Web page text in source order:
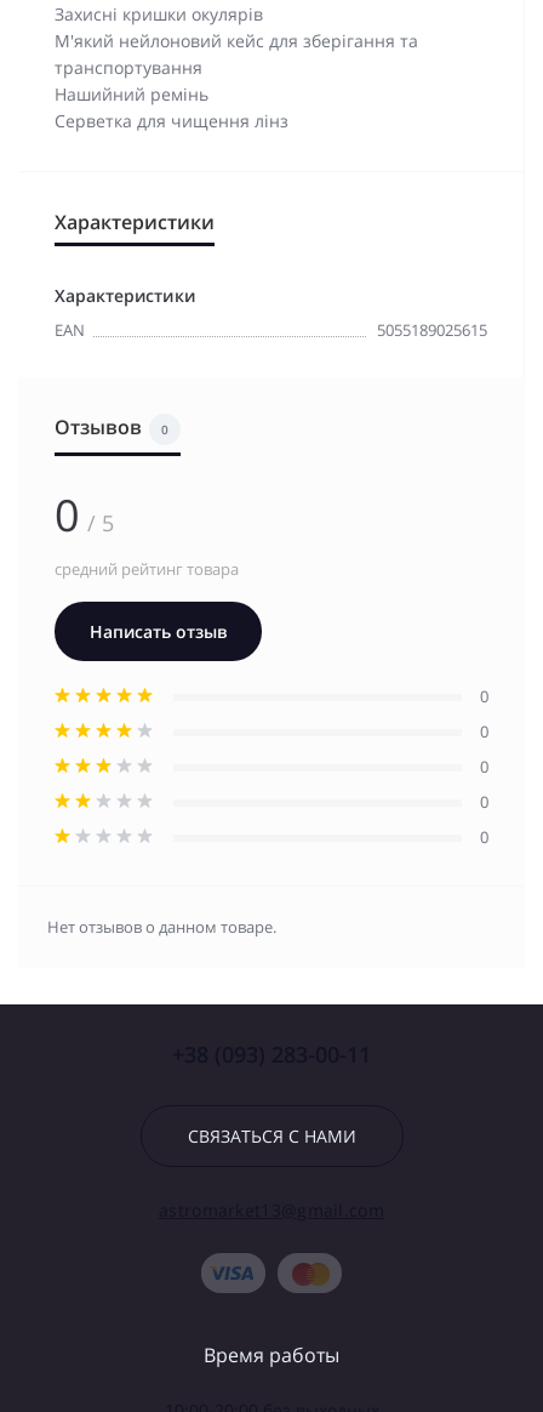
Захисні кришки окулярів
М'який нейлоновий кейс для зберігання та
транспортування
Нашийний ремінь
Серветка для чищення лінз
Характеристики
Характеристики
EAN 5055189025615
Отзывов 0
0 / 5
средний рейтинг товара
Написать отзыв
0
0
0
0
0
Нет отзывов о данном товаре.
СВЯЗАТЬСЯ С НАМИ
Время работы